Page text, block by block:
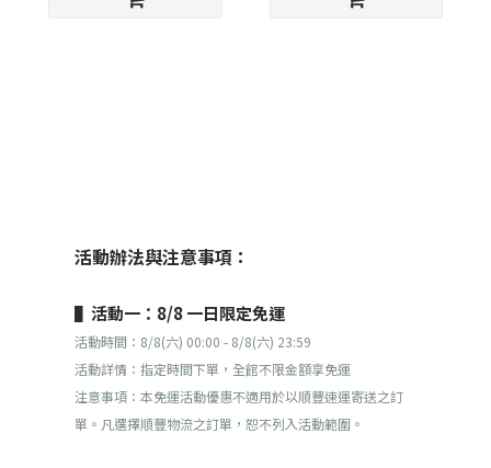
活動辦法與注意事項：
▌活動一：8/8 一日限定免運
活動時間：8/8(六) 00:00 - 8/8(六) 23:59
活動詳情：指定時間下單，全館不限金額享免運
注意事項：本免運活動優惠不適用於以順豐速運寄送之訂
單。凡選擇順豐物流之訂單，恕不列入活動範圍。